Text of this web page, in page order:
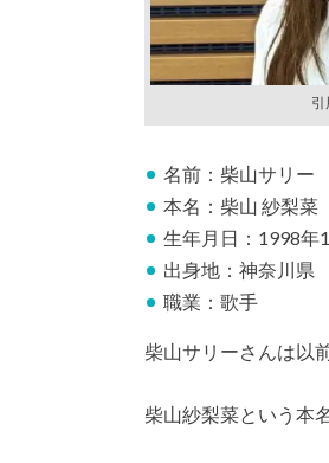
名前：柴山サリー
本名：柴山 紗梨菜
生年月日：1998年
出身地：神奈川県
職業：歌手
柴山サリーさんは以
柴山紗梨菜という本